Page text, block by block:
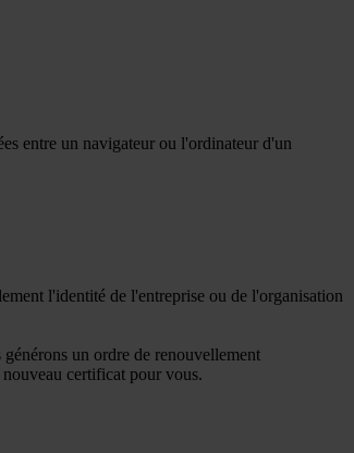
entre un navigateur ou l'ordinateur d'un
l'identité de l'entreprise ou de l'organisation
un ordre de renouvellement
certificat pour vous.